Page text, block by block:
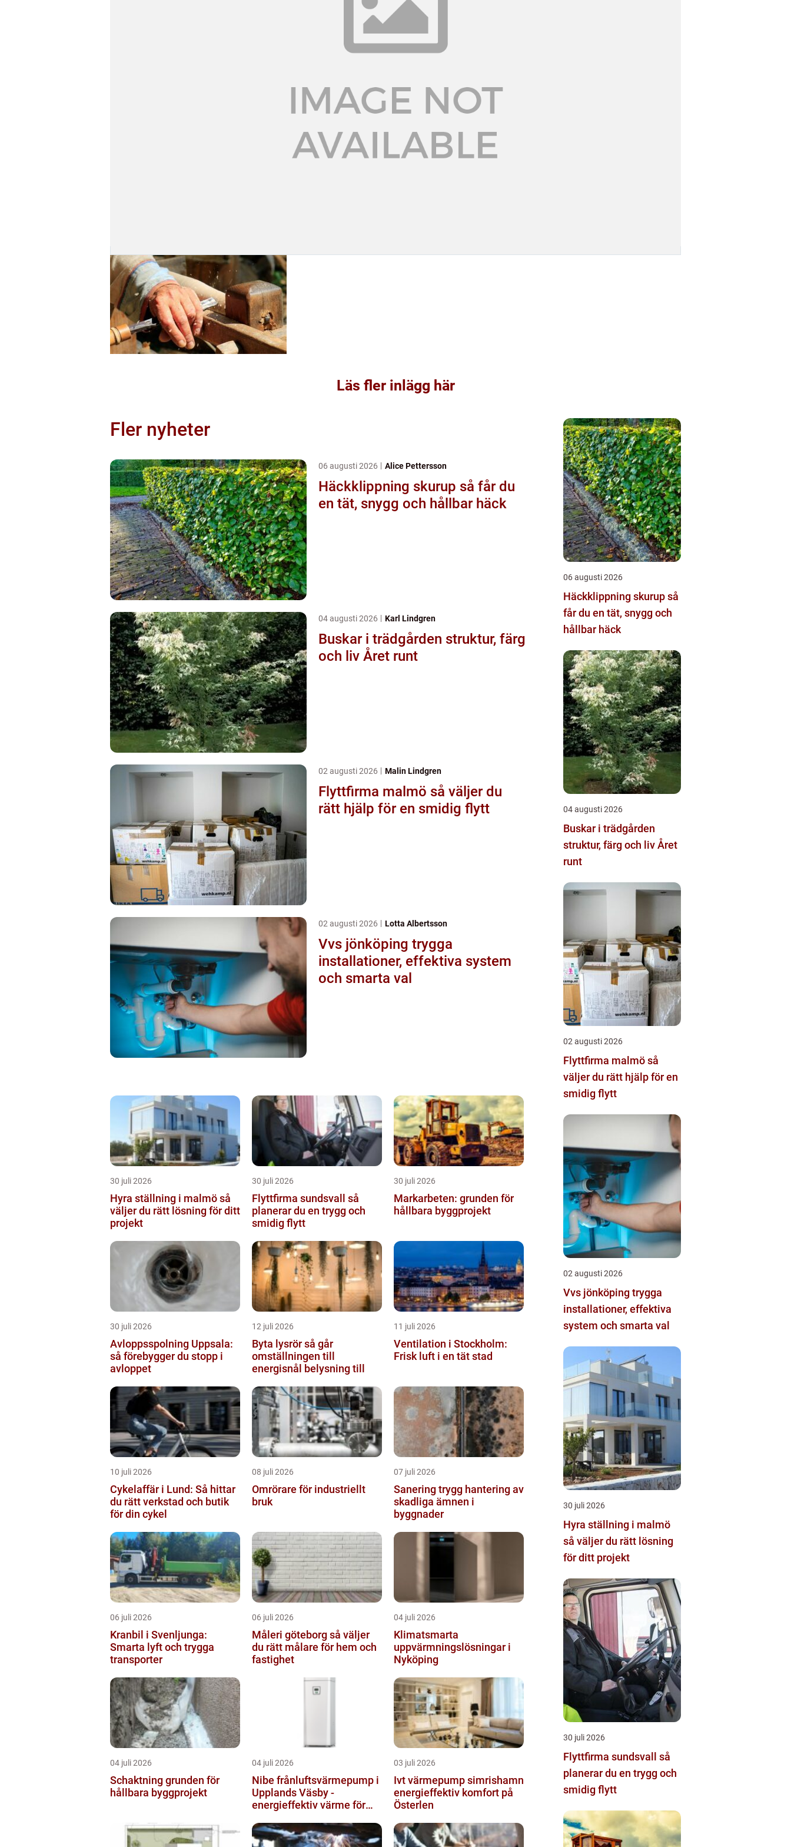
Läs fler inlägg här
Fler nyheter
06 augusti 2026 Alice Pettersson
Häckklippning skurup så får du
en tät, snygg och hållbar häck
04 augusti 2026 Karl Lindgren
Buskar i trädgården struktur, färg
och liv Året runt
02 augusti 2026 Malin Lindgren
Flyttfirma malmö så väljer du
rätt hjälp för en smidig flytt
02 augusti 2026 Lotta Albertsson
Vvs jönköping trygga
installationer, effektiva system
och smarta val
30 juli 2026
Hyra ställning i malmö så
väljer du rätt lösning för ditt
projekt
30 juli 2026
Flyttfirma sundsvall så
planerar du en trygg och
smidig flytt
30 juli 2026
Markarbeten: grunden för
hållbara byggprojekt
30 juli 2026
Avloppsspolning Uppsala:
så förebygger du stopp i
avloppet
12 juli 2026
Byta lysrör så går
omställningen till
energisnål belysning till
11 juli 2026
Ventilation i Stockholm:
Frisk luft i en tät stad
10 juli 2026
Cykelaffär i Lund: Så hittar
du rätt verkstad och butik
för din cykel
08 juli 2026
Omrörare för industriellt
bruk
07 juli 2026
Sanering trygg hantering av
skadliga ämnen i
byggnader
06 juli 2026
Kranbil i Svenljunga:
Smarta lyft och trygga
transporter
06 juli 2026
Måleri göteborg så väljer
du rätt målare för hem och
fastighet
04 juli 2026
Klimatsmarta
uppvärmningslösningar i
Nyköping
04 juli 2026
Schaktning grunden för
hållbara byggprojekt
04 juli 2026
Nibe frånluftsvärmepump i
Upplands Väsby -
energieffektiv värme för
03 juli 2026
Ivt värmepump simrishamn
energieffektiv komfort på
Österlen
06 augusti 2026
Häckklippning skurup så
får du en tät, snygg och
hållbar häck
04 augusti 2026
Buskar i trädgården
struktur, färg och liv Året
runt
02 augusti 2026
Flyttfirma malmö så
väljer du rätt hjälp för en
smidig flytt
02 augusti 2026
Vvs jönköping trygga
installationer, effektiva
system och smarta val
30 juli 2026
Hyra ställning i malmö
så väljer du rätt lösning
för ditt projekt
30 juli 2026
Flyttfirma sundsvall så
planerar du en trygg och
smidig flytt